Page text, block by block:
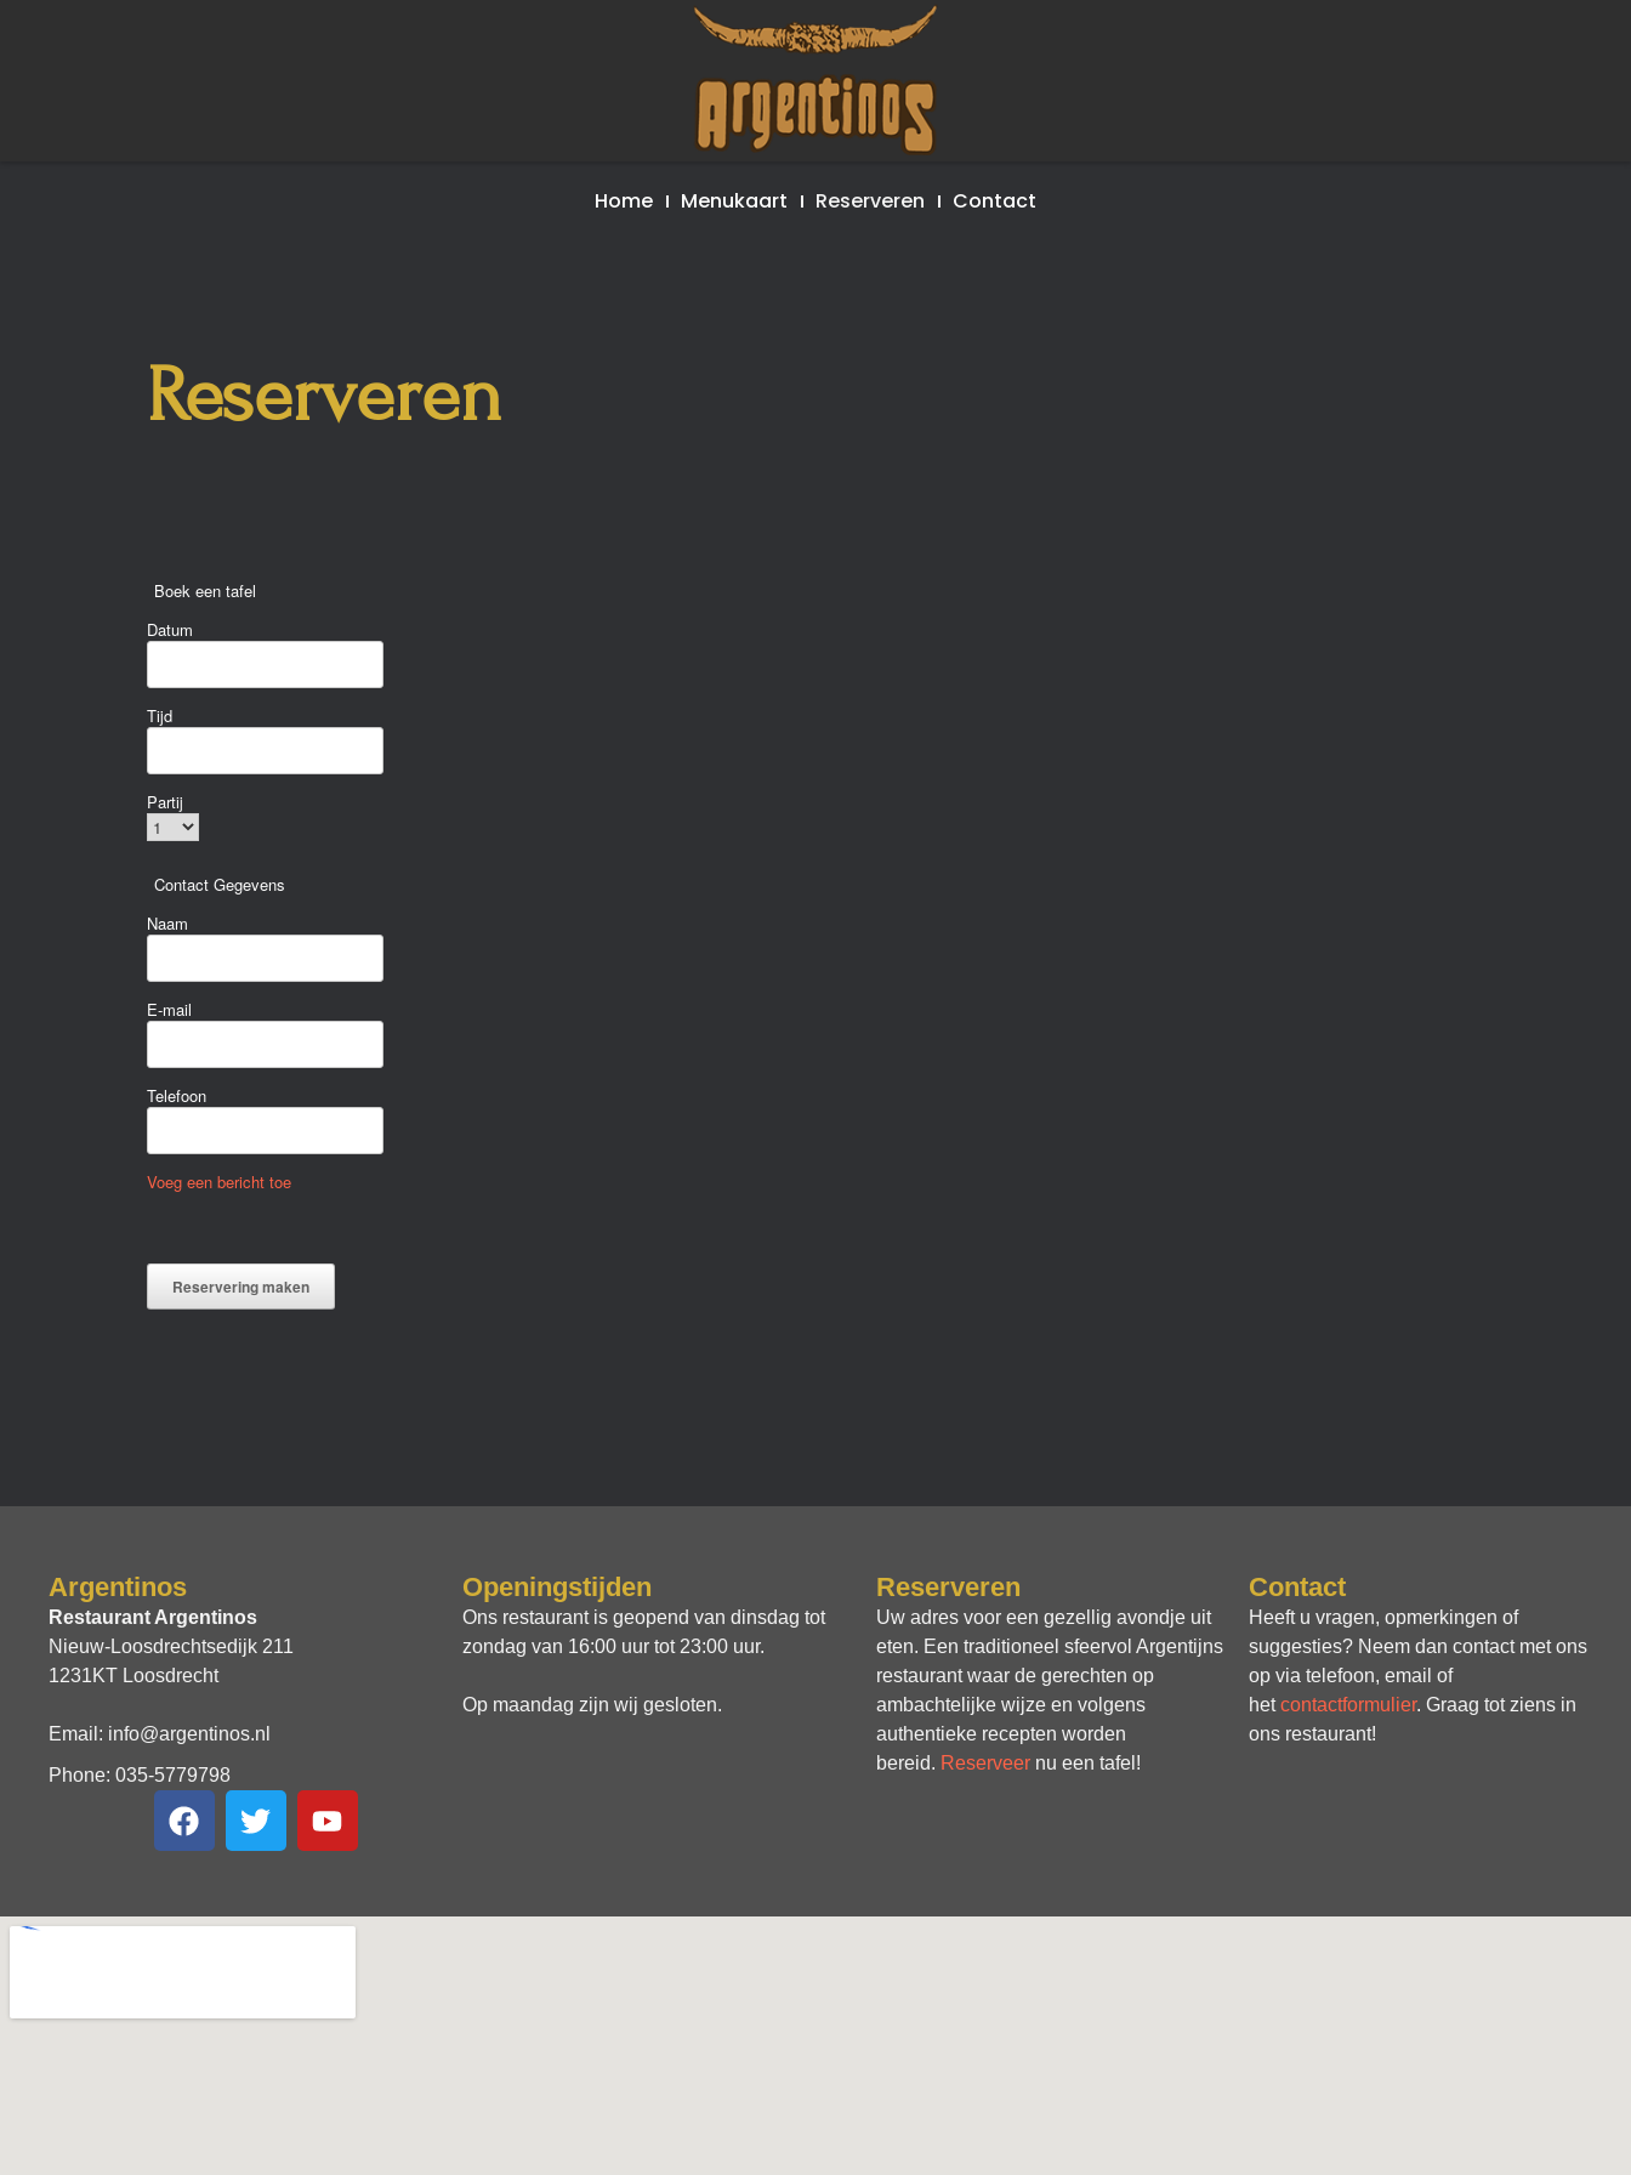
Home Menukaart Reserveren Contact
Reserveren
Boek een tafel
Datum
Tijd
Partij
Contact Gegevens
Naam
E-mail
Telefoon
Voeg een bericht toe
Reservering maken
Argentinos
Restaurant Argentinos
Nieuw-Loosdrechtsedijk 211
1231KT Loosdrecht
Email: info@argentinos.nl
Phone: 035-5779798
Openingstijden
Ons restaurant is geopend van dinsdag tot
zondag van 16:00 uur tot 23:00 uur.
Op maandag zijn wij gesloten.
Reserveren
Uw adres voor een gezellig avondje uit
eten. Een traditioneel sfeervol Argentijns
restaurant waar de gerechten op
ambachtelijke wijze en volgens
authentieke recepten worden
bereid. Reserveernu een tafel!
Contact
Heeft u vragen, opmerkingen of
suggesties? Neem dan contact met ons
op via telefoon, email of
hetcontactformulier. Graag tot ziens in
ons restaurant!